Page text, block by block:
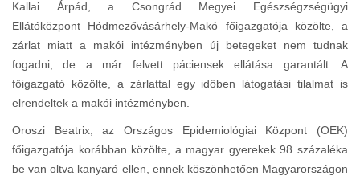
Kallai Árpád, a Csongrád Megyei Egészségzségügyi
Ellátóközpont Hódmezővásárhely-Makó főigazgatója közölte, a
zárlat miatt a makói intézményben új betegeket nem tudnak
fogadni, de a már felvett páciensek ellátása garantált. A
főigazgató közölte, a zárlattal egy időben látogatási tilalmat is
elrendeltek a makói intézményben.
Oroszi Beatrix, az Országos Epidemiológiai Központ (OEK)
főigazgatója korábban közölte, a magyar gyerekek 98 százaléka
be van oltva kanyaró ellen, ennek köszönhetően Magyarországon